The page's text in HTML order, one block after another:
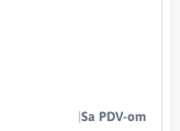
Sa PDV-om